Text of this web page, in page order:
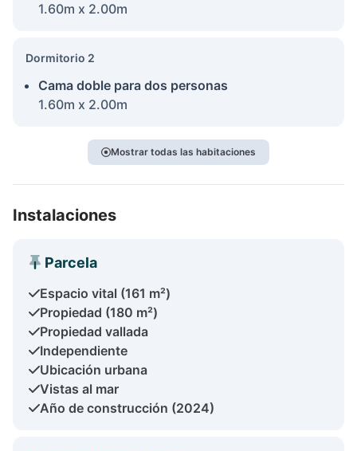
1.60m x 2.00m
Dormitorio 2
Cama doble para dos personas
1.60m x 2.00m
Mostrar todas las habitaciones
Instalaciones
Parcela
Espacio vital (161 m²)
Propiedad (180 m²)
Propiedad vallada
Independiente
Ubicación urbana
Vistas al mar
Año de construcción (2024)